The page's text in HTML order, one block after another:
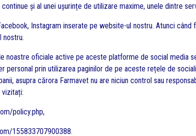
și al unei ușurințe de utilizare maxime, unele dintre
Instagram inserate pe website-ul nostru. Atunci
nostru.
noastre oficiale active pe aceste platforme de social
personal prin utilizarea paginilor de pe aceste rețele de
asupra cărora Farmavet nu are niciun control sau
policy.php,
155833707900388.